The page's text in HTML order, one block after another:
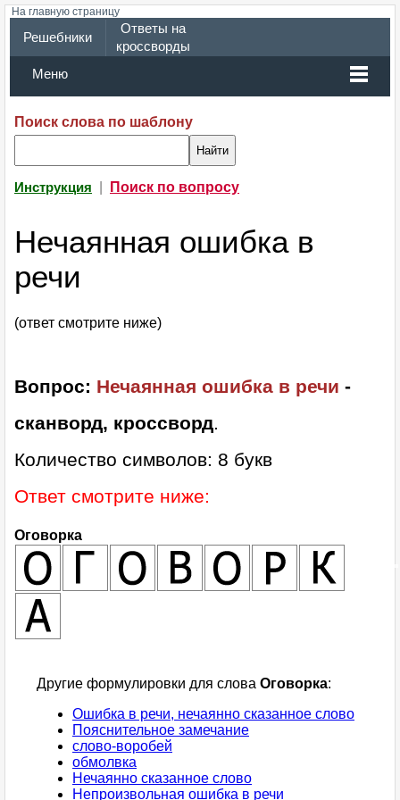
На главную страницу
Решебники
Ответы на
кроссворды
Меню
Поиск слова по шаблону
Инструкция Поиск по вопросу
Нечаянная ошибка в
речи
(ответ смотрите ниже)
Вопрос: Нечаянная ошибка в речи -
сканворд, кроссворд.
Количество символов: 8 букв
Ответ смотрите ниже:
Оговорка
Другие формулировки для слова Оговорка:
Ошибка в речи, нечаянно сказанное слово
Пояснительное замечание
слово-воробей
обмолвка
Нечаянно сказанное слово
Непроизвольная ошибка в речи